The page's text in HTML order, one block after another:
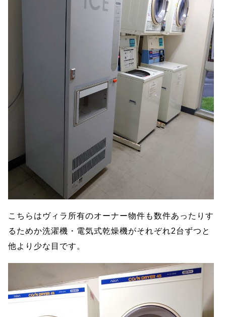
こちらはヴィラ所有のオーナー物件も数件あったりす
るためか洗濯機・電気式乾燥機がそれぞれ2台ずつと
他より少な目です。